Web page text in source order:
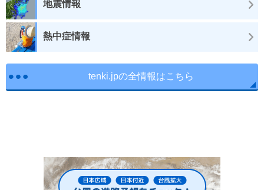
地震情報
熱中症情報
tenki.jpの全情報はこちら